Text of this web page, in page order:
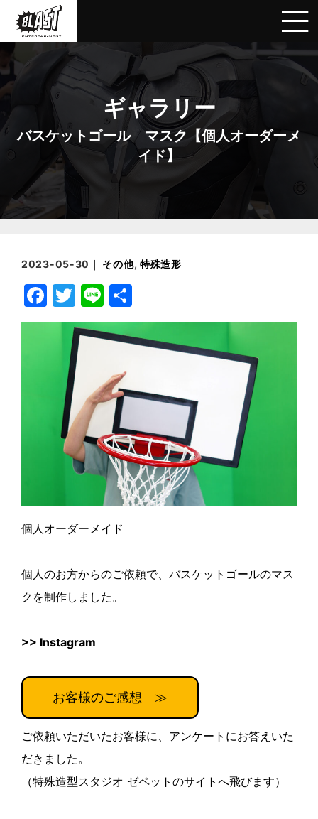
ギャラリー
バスケットゴール マスク【個人オーダーメ
イド】
2023-05-30｜ その他, 特殊造形
F
a
T
w
itt
er
Li
n
e
有
個人オーダーメイド
個人のお方からのご依頼で、バスケットゴールのマス
クを制作しました。
>> Instagram
お客様のご感想 ≫
ご依頼いただいたお客様に、アンケートにお答えいた
だきました。
（特殊造型スタジオ ゼペットのサイトへ飛びます）